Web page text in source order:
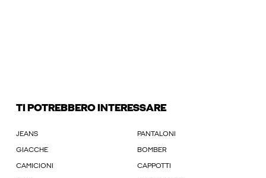
TI POTREBBERO INTERESSARE
JEANS PANTALONI
GIACCHE BOMBER
CAMICIONI CAPPOTTI